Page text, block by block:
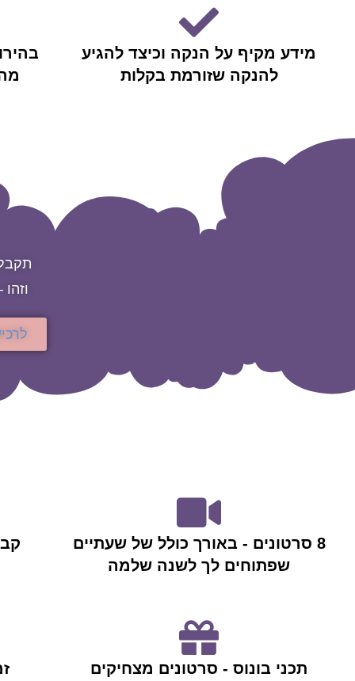
מידע מקיף על הנקה וכיצד להגיע
להנקה שזורמת בקלות
8 סרטונים - באורך כולל של שעתיים
שפתוחים לך לשנה שלמה
תכני בונוס - סרטונים מצחיקים